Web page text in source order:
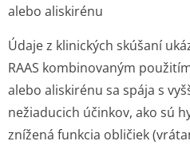
alebo aliskirénu
Údaje z klinických skúšaní
RAAS kombinovaným
alebo aliskirénu sa spája s
nežiaducich účinkov, ako sú
znížená funkcia obličiek